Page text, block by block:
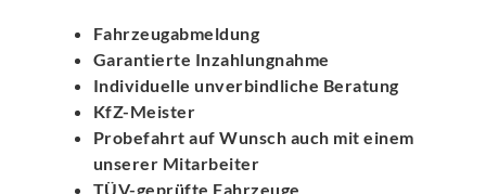
Fahrzeugabmeldung
Garantierte Inzahlungnahme
Individuelle unverbindliche Beratung
KfZ-Meister
Probefahrt auf Wunsch auch mit einem
unserer Mitarbeiter
TÜV-geprüfte Fahrzeuge